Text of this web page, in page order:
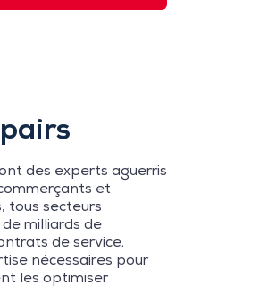
des experts aguerris
et
tous secteurs
milliards de
de service.
nécessaires pour
les optimiser